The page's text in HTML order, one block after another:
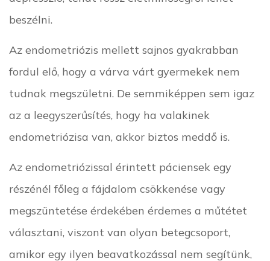
beszélni.
Az endometriózis mellett sajnos gyakrabban
fordul elő, hogy a várva várt gyermekek nem
tudnak megszületni. De semmiképpen sem igaz
az a leegyszerűsítés, hogy ha valakinek
endometriózisa van, akkor biztos meddő is.
Az endometriózissal érintett páciensek egy
részénél főleg a fájdalom csökkenése vagy
megszüntetése érdekében érdemes a műtétet
választani, viszont van olyan betegcsoport,
amikor egy ilyen beavatkozással nem segítünk,